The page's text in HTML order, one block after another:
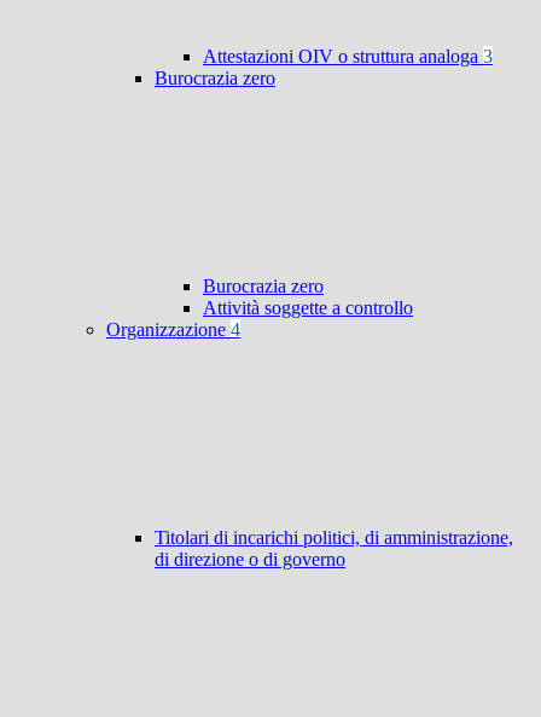
Attestazioni OIV o struttura analoga 3
Burocrazia zero
Burocrazia zero
Attività soggette a controllo
Organizzazione 4
Titolari di incarichi politici, di amministrazione,
di direzione o di governo